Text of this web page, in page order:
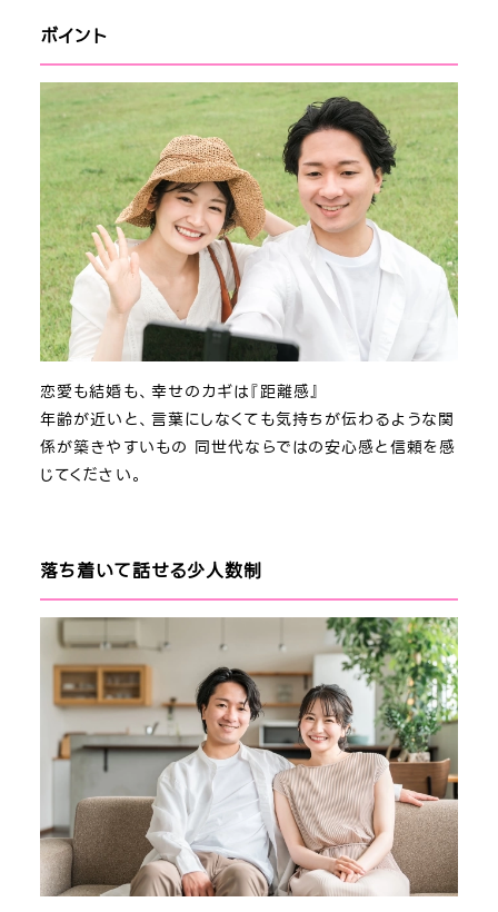
ボイント
恋愛も結婚も、幸せのカギは『距離感』
年齢が近いと、言葉にしなくても気持ちが伝わるような関
係が築きやすいもの 同世代ならではの安心感と信頼を感
じてください。
落ち着いて話せる少人数制